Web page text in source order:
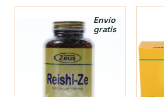
Envío
gratis